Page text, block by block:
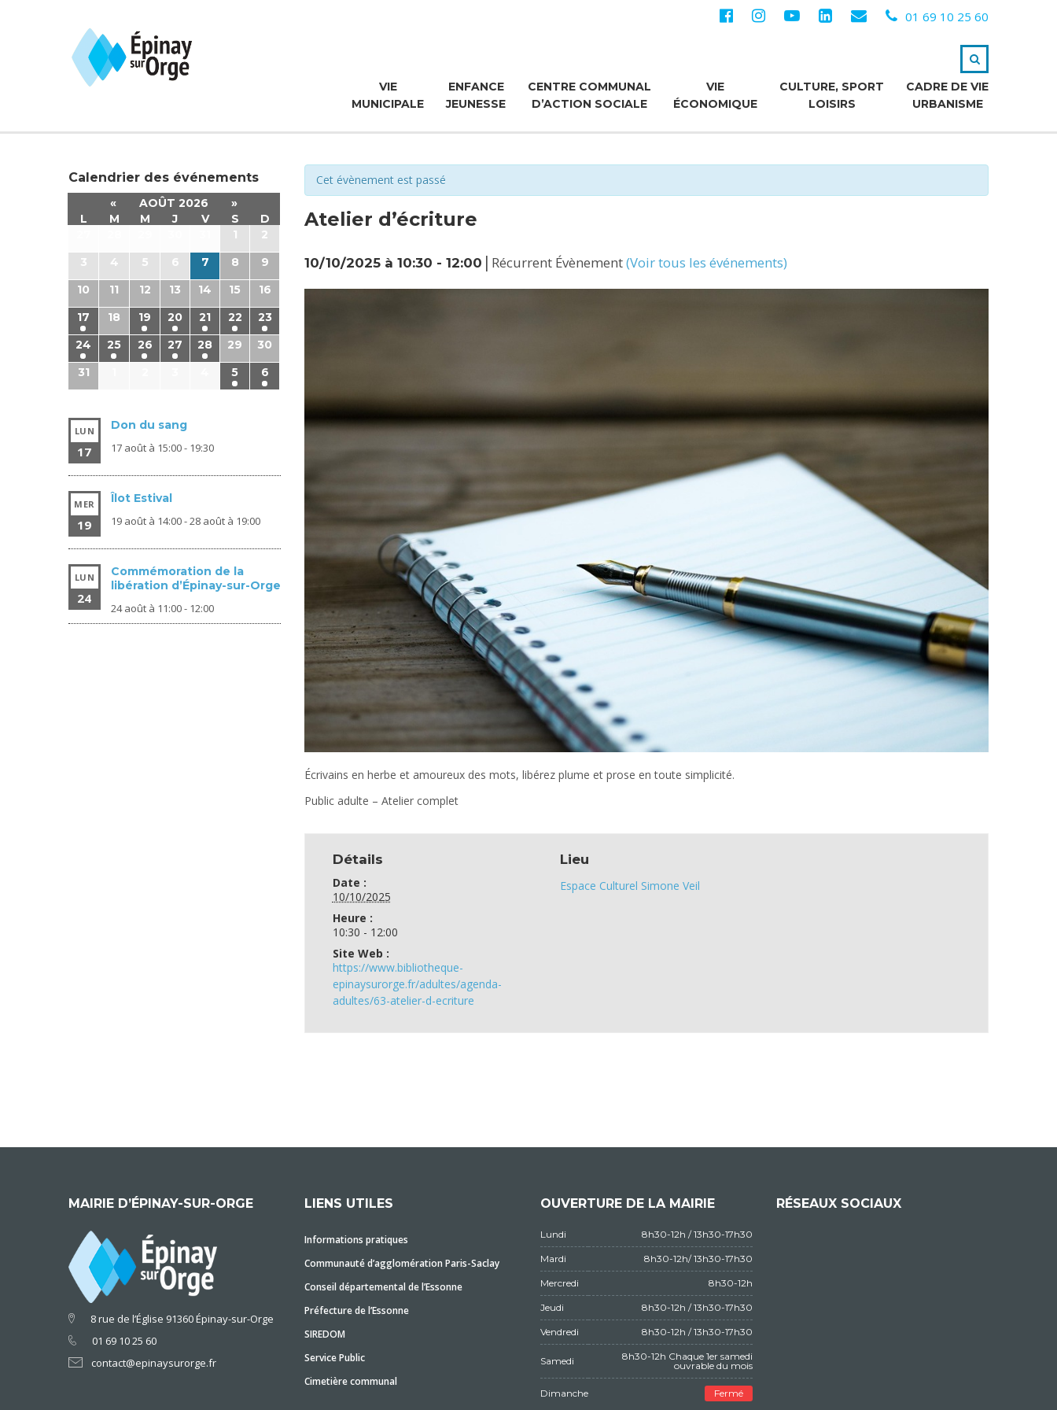
01 69 10 25 60
VIE
MUNICIPALE
ENFANCE
JEUNESSE
CENTRE COMMUNAL
D’ACTION SOCIALE
VIE
ÉCONOMIQUE
CULTURE, SPORT
LOISIRS
CADRE DE VIE
URBANISME
Calendrier des événements
« AOÛT 2026
»
L
M M J V S
D
1
2
3
4 5 6 7 8
9
10
11 12 13 14 15
16
17
18 19 20 21 22
23
24
25 26 27 28 29
30
31
5 6
LUN
17
Don du sang
17 août à 15:00- 19:30
MER
19
Îlot Estival
19 août à 14:00-28 août à 19:00
LUN
24
Commémoration de la
libération d’Épinay-sur-Orge
24 août à 11:00- 12:00
Cet évènement est passé
Atelier d’écriture
10/10/2025 à 10:30 - 12:00 | Récurrent Évènement(Voir tous les événements)
Écrivains en herbe et amoureux des mots, libérez plume et prose en toute simplicité.
Public adulte – Atelier complet
Détails
Date :
10/10/2025
Heure :
10:30 - 12:00
Site Web :
https://www.bibliotheque-
epinaysurorge.fr/adultes/agenda-
adultes/63-atelier-d-ecriture
Lieu
Espace Culturel Simone Veil
MAIRIE D’ÉPINAY-SUR-ORGE
8 rue de l’Église 91360 Épinay-sur-Orge
01 69 10 25 60
contact@epinaysurorge.fr
LIENS UTILES
Informations pratiques
Communauté d’agglomération Paris-Saclay
Conseil départemental de l’Essonne
Préfecture de l’Essonne
SIREDOM
Service Public
Cimetière communal
OUVERTURE DE LA MAIRIE
Lundi 8h30-12h / 13h30-17h30
Mardi 8h30-12h/ 13h30-17h30
Mercredi 8h30-12h
Jeudi 8h30-12h / 13h30-17h30
Vendredi 8h30-12h / 13h30-17h30
Samedi
8h30-12h Chaque 1er samedi
ouvrable du mois
Dimanche Fermé
RÉSEAUX SOCIAUX